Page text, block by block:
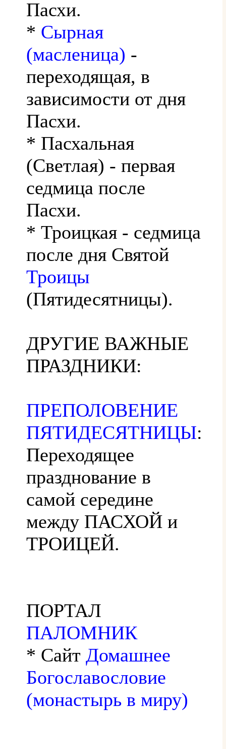
Пасхи.
* Сырная
(масленица) -
переходящая, в
зависимости от дня
Пасхи.
* Пасхальная
(Светлая) - первая
седмица после
Пасхи.
* Троицкая - седмица
после дня Святой
Троицы
(Пятидесятницы).
ДРУГИЕ ВАЖНЫЕ
ПРАЗДНИКИ:
ПРЕПОЛОВЕНИЕ
ПЯТИДЕСЯТНИЦЫ:
Переходящее
празднование в
самой середине
между ПАСХОЙ и
ТРОИЦЕЙ.
ПОРТАЛ
ПАЛОМНИК
* Сайт Домашнее
Богославословие
(монастырь в миру)